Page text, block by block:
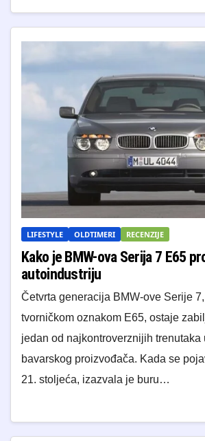
LIFESTYLE OLDTIMERI RECENZIJE
Kako je BMW-ova Serija 7 E65
autoindustriju
Četvrta generacija BMW-ove Serije
tvorničkom oznakom E65, ostaje
jedan od najkontroverznijih trenutaka
bavarskog proizvođača. Kada se
21. stoljeća, izazvala je buru…